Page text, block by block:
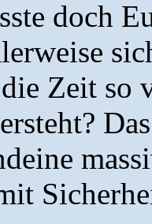
doch
Zeit so